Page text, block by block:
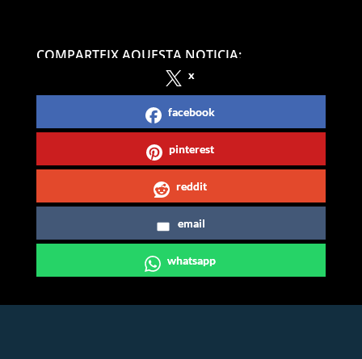
COMPARTEIX AQUESTA NOTICIA:
x
facebook
pinterest
reddit
email
whatsapp